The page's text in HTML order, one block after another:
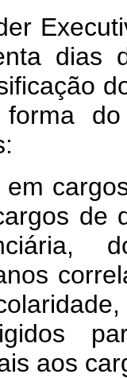
dias
forma
cargos
de
aos